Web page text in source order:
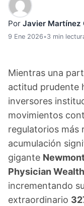
Por Javier Martínez
9 Ene 2026•3 min
Mientras una
actitud prudente
inversores
movimientos
regulatorios más
acumulación
gigante
Physician
incrementando
extraordinario